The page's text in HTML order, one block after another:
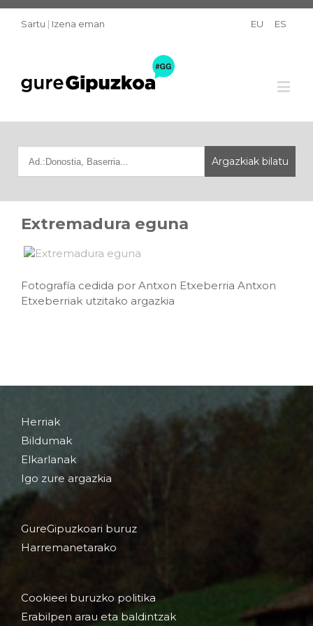
Sartu | Izena eman EU ES
Extremadura eguna
Fotografía cedida por Antxon Etxeberria Antxon
Etxeberriak utzitako argazkia
Herriak
Bildumak
Elkarlanak
Igo zure argazkia
GureGipuzkoari buruz
Harremanetarako
Cookieei buruzko politika
Erabilpen arau eta baldintzak